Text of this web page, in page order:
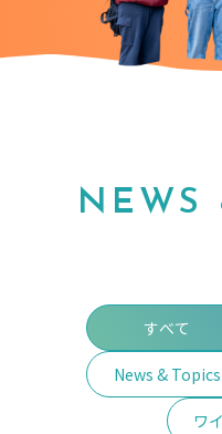
NEWS
すべて
News & Topics
ワ